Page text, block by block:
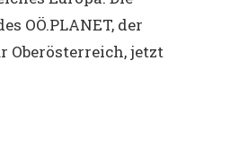
OÖ.PLANET, der
Oberösterreich, jetzt